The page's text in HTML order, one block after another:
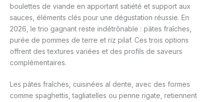
boulettes de viande en apportant satiété et support aux
sauces, éléments clés pour une dégustation réussie. En
2026, le trio gagnant reste indétrônable : pâtes fraîches,
purée de pommes de terre et riz pilaf. Ces trois options
offrent des textures variées et des profils de saveurs
complémentaires.
Les pâtes fraîches, cuisinées al dente, avec des formes
comme spaghettis, tagliatelles ou penne rigate, retiennent